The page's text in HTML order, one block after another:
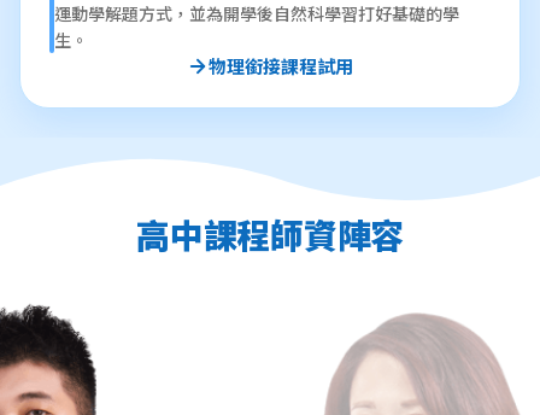
運動學解題方式，並為開學後自然科學習打好基礎的學
生。
物理銜接課程試用
高中課程師資陣容